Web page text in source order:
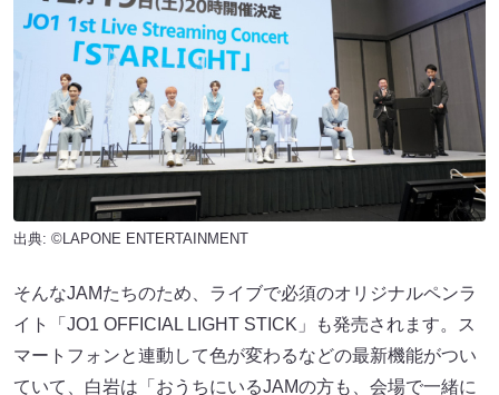
出典: ©LAPONE ENTERTAINMENT
そんなJAMたちのため、ライブで必須のオリジナルペンラ
イト「JO1 OFFICIAL LIGHT STICK」も発売されます。ス
マートフォンと連動して色が変わるなどの最新機能がつい
ていて、白岩は「おうちにいるJAMの方も、会場で一緒に